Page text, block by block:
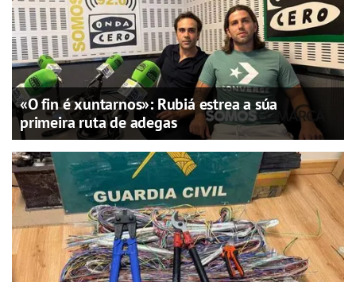
«O fin é xuntarnos»: Rubiá estrea a súa
primeira ruta de adegas